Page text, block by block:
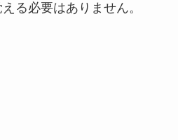
る必要はありません。